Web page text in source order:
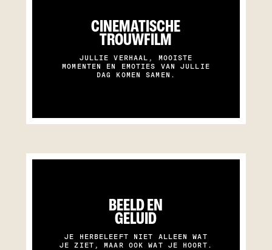
CINEMATISCHE
TROUWFILM
JULLIE VERHAAL, MOOISTE
MOMENTEN EN EMOTIES VAN JULLIE
DAG KOMEN SAMEN.
BEELD EN
GELUID
JE HERBELEEFT NIET ALLEEN WAT
JE ZIET, MAAR OOK WAT JE HOORT.